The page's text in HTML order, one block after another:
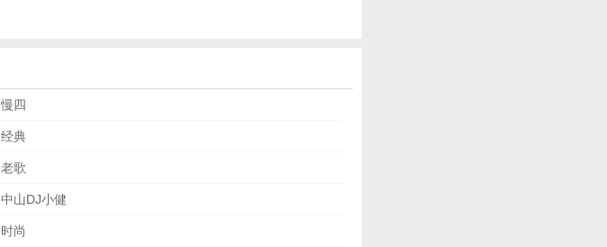
慢四
经典
老歌
中山DJ小健
时尚